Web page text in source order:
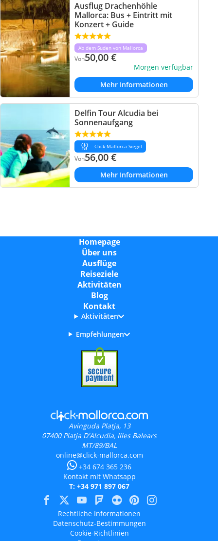
Ausflug Drachenhöhle
Mallorca: Bus + Eintritt mit
Konzert + Guide
Ab dem Suden von Mallorca
Von50,00€
Morgen verfügbar
Mehr Informationen
Delfin Tour Alcudia bei
Sonnenaufgang
Click-Mallorca Siegel
Von56,00€
Mehr Informationen
Homepage
Über uns
Ausflüge
Reiseziele
Aktivitäten
Blog
Kontakt
Aktivitäten
Empfehlungen
Avinguda Platja, 13
07400 Platja D'Alcudia, Illes Balears
MT/89/BAL
online@click-mallorca.com
+34 674 365 236
Kontakt mit Whatsapp
T: +34 971 897 067
Rechtliche Informationen
Datenschutz-Bestimmungen
Cookie-Richtlinien